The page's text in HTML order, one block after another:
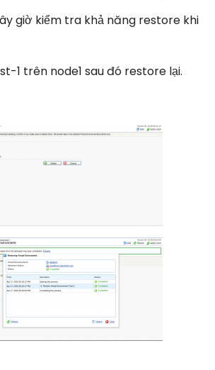
giờ kiểm tra khả năng restore khi
1 trên node1 sau đó restore lại.